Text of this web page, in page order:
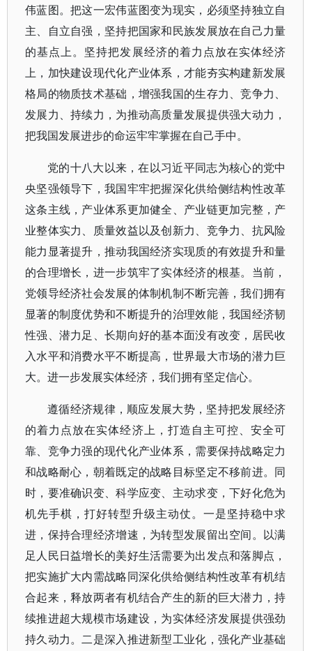
伟蓝图。把这一宏伟蓝图变为现实，必须坚持独立自
主、自立自强，坚持把国家和民族发展放在自己力量
的基点上。坚持把发展经济的着力点放在实体经济
上，加快建设现代化产业体系，才能夯实构建新发展
格局的物质技术基础，增强我国的生存力、竞争力、
发展力、持续力，为推动高质量发展提供强大动力，
把我国发展进步的命运牢牢掌握在自己手中。
党的十八大以来，在以习近平同志为核心的党中
央坚强领导下，我国牢牢把握深化供给侧结构性改革
这条主线，产业体系更加健全、产业链更加完整，产
业整体实力、质量效益以及创新力、竞争力、抗风险
能力显著提升，推动我国经济实现质的有效提升和量
的合理增长，进一步筑牢了实体经济的根基。当前，
党领导经济社会发展的体制机制不断完善，我们拥有
显著的制度优势和不断提升的治理效能，我国经济韧
性强、潜力足、长期向好的基本面没有改变，居民收
入水平和消费水平不断提高，世界最大市场的潜力巨
大。进一步发展实体经济，我们拥有坚定信心。
遵循经济规律，顺应发展大势，坚持把发展经济
的着力点放在实体经济上，打造自主可控、安全可
靠、竞争力强的现代化产业体系，需要保持战略定力
和战略耐心，朝着既定的战略目标坚定不移前进。同
时，要准确识变、科学应变、主动求变，下好化危为
机先手棋，打好转型升级主动仗。一是坚持稳中求
进，保持合理经济增速，为转型发展留出空间。以满
足人民日益增长的美好生活需要为出发点和落脚点，
把实施扩大内需战略同深化供给侧结构性改革有机结
合起来，释放两者有机结合产生的新的巨大潜力，持
续推进超大规模市场建设，为实体经济发展提供强劲
持久动力。二是深入推进新型工业化，强化产业基础